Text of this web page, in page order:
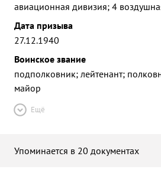
авиационная дивизия; 4
Дата призыва
27.12.1940
Воинское звание
подполковник; лейтенант;
майор
Ещё
Упоминается в 20 документах